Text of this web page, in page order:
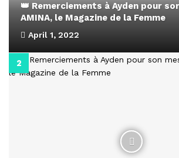
👑 Remerciements à Ayden pour
AMINA, le Magazine de la Femme
April 1, 2022